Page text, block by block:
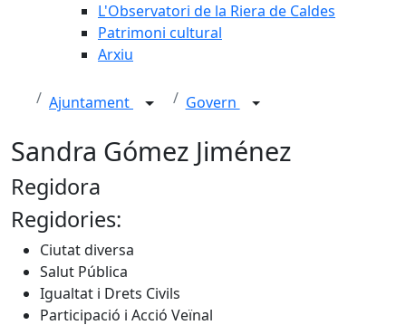
L'Observatori de la Riera de Caldes
Patrimoni cultural
Arxiu
Ajuntament Govern
Sandra Gómez Jiménez
Regidora
Regidories:
Ciutat diversa
Salut Pública
Igualtat i Drets Civils
Participació i Acció Veïnal